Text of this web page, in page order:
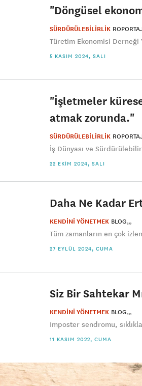
"Döngüsel
SÜRDÜRÜLEBİLİRLİK
Türetim Ekonomisi Derneği
5 KASIM 2024, SALI
"İşletmeler
atmak zorunda."
SÜRDÜRÜLEBİLİRLİK
İş Dünyası ve
22 EKIM 2024, SALI
Daha Ne Kadar
KENDİNİ YÖNETMEK BLOG
Tüm zamanların en çok
27 EYLÜL 2024, CUMA
Siz Bir Sahtekar
KENDİNİ YÖNETMEK BLOG
Imposter sendromu,
11 KASIM 2022, CUMA